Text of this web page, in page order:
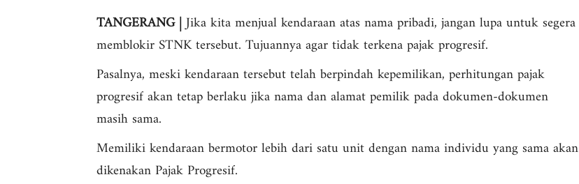
TANGERANG |Jika kita menjual kendaraan atas nama pribadi, jangan lupa untuk segera
memblokir STNK tersebut. Tujuannya agar tidak terkena pajak progresif.
Pasalnya, meski kendaraan tersebut telah berpindah kepemilikan, perhitungan pajak
progresif akan tetap berlaku jika nama dan alamat pemilik pada dokumen-dokumen
masih sama.
Memiliki kendaraan bermotor lebih dari satu unit dengan nama individu yang sama akan
dikenakan Pajak Progresif.